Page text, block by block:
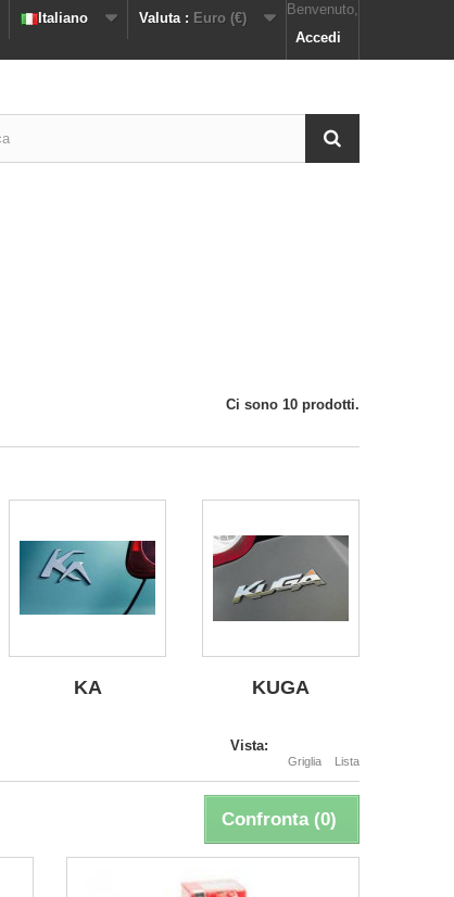
Benvenuto,
Accedi
Valuta : Euro (€)
Italiano
Ci sono 10 prodotti.
KA KUGA
Vista:
Griglia Lista
Confronta (0)